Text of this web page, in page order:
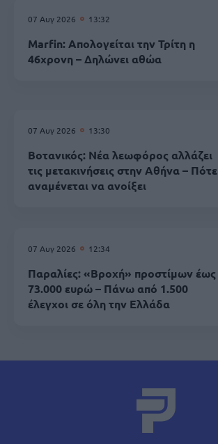
07 Αυγ 2026 13:32
Marfin: Απολογείται την Τρίτη η
46χρονη – Δηλώνει αθώα
07 Αυγ 2026 13:30
Βοτανικός: Νέα λεωφόρος αλλάζει
τις μετακινήσεις στην Αθήνα – Πότε
αναμένεται να ανοίξει
07 Αυγ 2026 12:34
Παραλίες: «Βροχή» προστίμων έως
73.000 ευρώ – Πάνω από 1.500
έλεγχοι σε όλη την Ελλάδα